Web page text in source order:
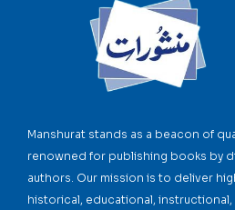
Manshurat stands as a beacon of
renowned for publishing books by
authors. Our mission is to deliver
historical, educational, instructional,